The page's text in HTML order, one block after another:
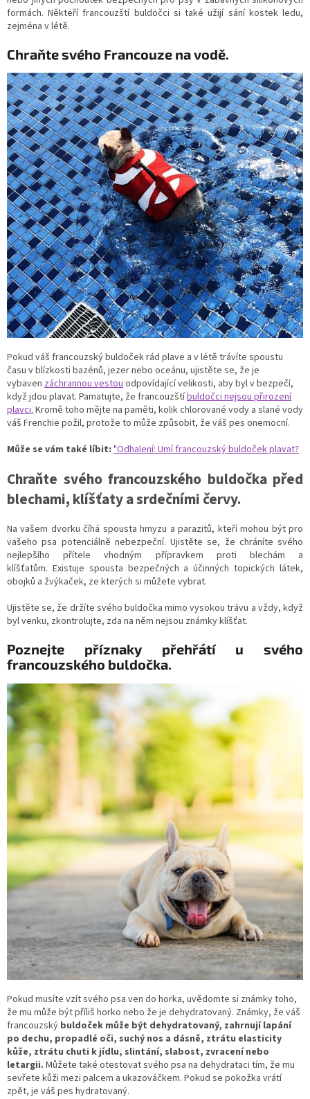
formách. Někteří francouzští buldočci si také užijí sání kostek ledu,
zejména v létě.
Chraňte svého Francouze na vodě.
Pokud váš francouzský buldoček rád plave a v létě trávíte spoustu
času v blízkosti bazénů, jezer nebo oceánu, ujistěte se, že je
vybaven záchrannou vestou odpovídající velikosti, aby byl v bezpečí,
když jdou plavat. Pamatujte, že francouzštíbuldočci nejsou přirození
plavci. Kromě toho mějte na paměti, kolik chlorované vody a slané vody
váš Frenchie požil, protože to může způsobit, že váš pes onemocní.
Může se vám také líbit: "Odhalení: Umí francouzský buldoček plavat?
Chraňte svého francouzského buldočka před
blechami, klíšťaty a srdečními červy.
Na vašem dvorku číhá spousta hmyzu a parazitů, kteří mohou být pro
vašeho psa potenciálně nebezpeční. Ujistěte se, že chráníte svého
nejlepšího přítele vhodným přípravkem proti blechám a
klíšťatům. Existuje spousta bezpečných a účinných topických látek,
obojků a žvýkaček, ze kterých si můžete vybrat.
Ujistěte se, že držíte svého buldočka mimo vysokou trávu a vždy, když
byl venku, zkontrolujte, zda na něm nejsou známky klíšťat.
Poznejte příznaky přehřátí u svého
francouzského buldočka.
Pokud musíte vzít svého psa ven do horka, uvědomte si známky toho,
že mu může být příliš horko nebo že je dehydratovaný. Známky, že váš
francouzský buldoček může být dehydratovaný, zahrnují lapání
po dechu, propadlé oči, suchý nos a dásně, ztrátu elasticity
kůže, ztrátu chuti k jídlu, slintání, slabost, zvracení nebo
letargii. Můžete také otestovat svého psa na dehydrataci tím, že mu
sevřete kůži mezi palcem a ukazováčkem. Pokud se pokožka vrátí
zpět, je váš pes hydratovaný.